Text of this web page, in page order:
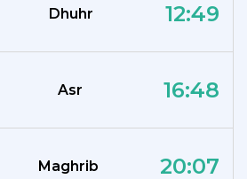
Dhuhr 12:49
Asr 16:48
Maghrib 20:07